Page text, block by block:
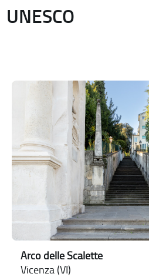
UNESCO
Arco delle Scalette
Vicenza (VI)